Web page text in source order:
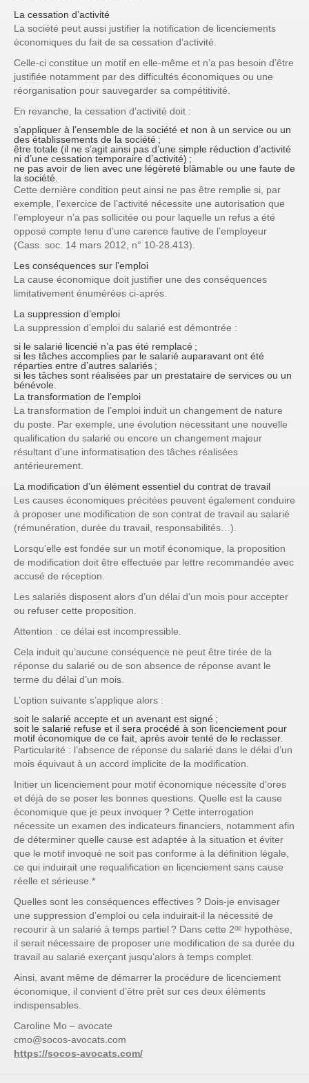
La cessation d’activité
La société peut aussi justifier la notification de licenciements
économiques du fait de sa cessation d’activité.
Celle-ci constitue un motif en elle-même et n’a pas besoin d’être
justifiée notamment par des difficultés économiques ou une
réorganisation pour sauvegarder sa compétitivité.
En revanche, la cessation d’activité doit :
s’appliquer à l’ensemble de la société et non à un service ou un
des établissements de la société ;
être totale (il ne s’agit ainsi pas d’une simple réduction d’activité
ni d’une cessation temporaire d’activité) ;
ne pas avoir de lien avec une légèreté blâmable ou une faute de
la société.
Cette dernière condition peut ainsi ne pas être remplie si, par
exemple, l’exercice de l’activité nécessite une autorisation que
l’employeur n’a pas sollicitée ou pour laquelle un refus a été
opposé compte tenu d’une carence fautive de l’employeur
(Cass. soc. 14 mars 2012, n° 10-28.413).
Les conséquences sur l’emploi
La cause économique doit justifier une des conséquences
limitativement énumérées ci-après.
La suppression d’emploi
La suppression d’emploi du salarié est démontrée :
si le salarié licencié n’a pas été remplacé ;
si les tâches accomplies par le salarié auparavant ont été
réparties entre d’autres salariés ;
si les tâches sont réalisées par un prestataire de services ou un
bénévole.
La transformation de l’emploi
La transformation de l’emploi induit un changement de nature
du poste. Par exemple, une évolution nécessitant une nouvelle
qualification du salarié ou encore un changement majeur
résultant d’une informatisation des tâches réalisées
antérieurement.
La modification d’un élément essentiel du contrat de travail
Les causes économiques précitées peuvent également conduire
à proposer une modification de son contrat de travail au salarié
(rémunération, durée du travail, responsabilités…).
Lorsqu’elle est fondée sur un motif économique, la proposition
de modification doit être effectuée par lettre recommandée avec
accusé de réception.
Les salariés disposent alors d’un délai d’un mois pour accepter
ou refuser cette proposition.
Attention : ce délai est incompressible.
Cela induit qu’aucune conséquence ne peut être tirée de la
réponse du salarié ou de son absence de réponse avant le
terme du délai d’un mois.
L’option suivante s’applique alors :
soit le salarié accepte et un avenant est signé ;
soit le salarié refuse et il sera procédé à son licenciement pour
motif économique de ce fait, après avoir tenté de le reclasser.
Particularité : l’absence de réponse du salarié dans le délai d’un
mois équivaut à un accord implicite de la modification.
Initier un licenciement pour motif économique nécessite d’ores
et déjà de se poser les bonnes questions. Quelle est la cause
économique que je peux invoquer ? Cette interrogation
nécessite un examen des indicateurs financiers, notamment afin
de déterminer quelle cause est adaptée à la situation et éviter
que le motif invoqué ne soit pas conforme à la définition légale,
ce qui induirait une requalification en licenciement sans cause
réelle et sérieuse.*
Quelles sont les conséquences effectives ? Dois-je envisager
une suppression d’emploi ou cela induirait-il la nécessité de
recourir à un salarié à temps partiel ? Dans cette 2ᵈᵉ hypothèse,
il serait nécessaire de proposer une modification de sa durée du
travail au salarié exerçant jusqu’alors à temps complet.
Ainsi, avant même de démarrer la procédure de licenciement
économique, il convient d’être prêt sur ces deux éléments
indispensables.
Caroline Mo – avocate
cmo@socos-avocats.com
https://socos-avocats.com/